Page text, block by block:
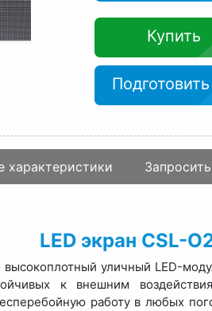
Купить
характеристики
LED экран CSL-
уличный LED-
к внешним
работу в любых